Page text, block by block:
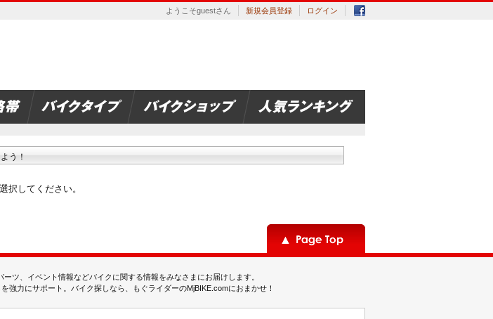
ようこそguestさん 新規会員登録 ログイン
う！
択してください。
ツ、イベント情報などバイクに関する情報をみなさまにお届けします。
力にサポート。バイク探しなら、もぐライダーのMjBIKE.comにおまかせ！